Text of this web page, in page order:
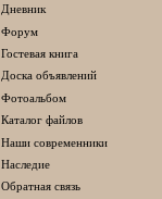
Дневник
Форум
Гостевая книга
Доска объявлений
Фотоальбом
Каталог файлов
Наши современники
Наследие
Обратная связь